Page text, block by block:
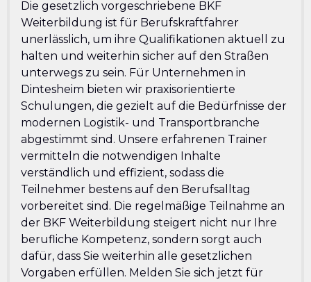
Die gesetzlich vorgeschriebene BKF
Weiterbildung ist für Berufskraftfahrer
unerlässlich, um ihre Qualifikationen aktuell zu
halten und weiterhin sicher auf den Straßen
unterwegs zu sein. Für Unternehmen in
Dintesheim bieten wir praxisorientierte
Schulungen, die gezielt auf die Bedürfnisse der
modernen Logistik- und Transportbranche
abgestimmt sind. Unsere erfahrenen Trainer
vermitteln die notwendigen Inhalte
verständlich und effizient, sodass die
Teilnehmer bestens auf den Berufsalltag
vorbereitet sind. Die regelmäßige Teilnahme an
der BKF Weiterbildung steigert nicht nur Ihre
berufliche Kompetenz, sondern sorgt auch
dafür, dass Sie weiterhin alle gesetzlichen
Vorgaben erfüllen. Melden Sie sich jetzt für